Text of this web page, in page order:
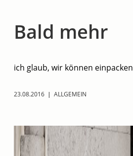
Bald mehr
ich glaub, wir können einpacken
23.08.2016 | ALLGEMEIN